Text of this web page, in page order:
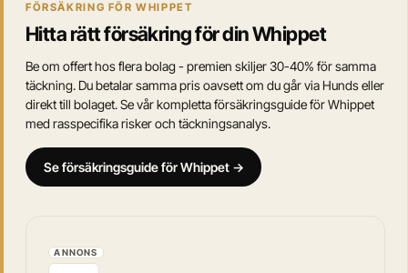
FÖRSÄKRING FÖR WHIPPET
Hitta rätt försäkring för din Whippet
Be om offert hos flera bolag - premien skiljer 30-40% för samma
täckning. Du betalar samma pris oavsett om du går via Hunds eller
direkt till bolaget. Se vår kompletta försäkringsguide för Whippet
med rasspecifika risker och täckningsanalys.
Se försäkringsguide för Whippet →
ANNONS